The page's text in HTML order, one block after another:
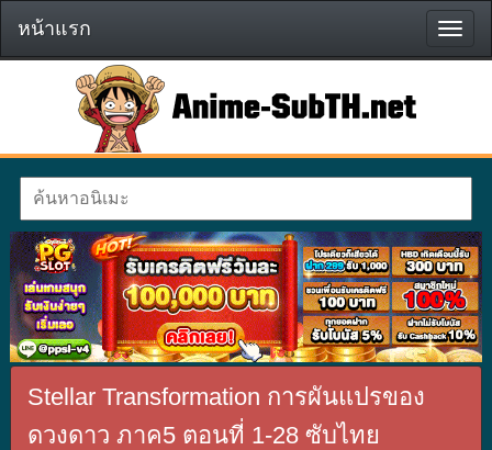
หน้า
แรก
หน้าแรก
Stellar Transformation การผันแปรของ
ดวงดาว ภาค5 ตอนที่ 1-28 ซับไทย